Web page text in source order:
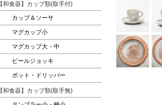
【和食器】カップ類(取手付)
カップ＆ソーサ
マグカップ小
マグカップ大・中
ビールジョッキ
ポット・ドリッパー
【和食器】カップ類(取手無)